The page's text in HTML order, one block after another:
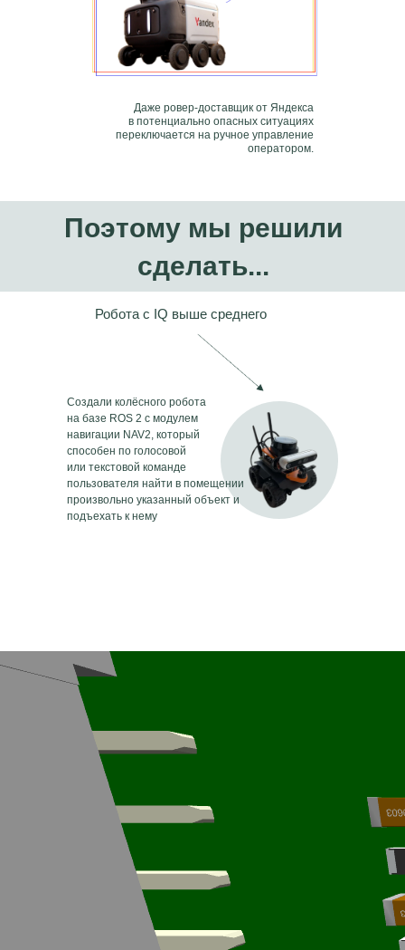
Даже ровер-доставщик от Яндекса
в потенциально опасных ситуациях
переключается на ручное управление
оператором.
Поэтому мы решили
сделать...
Робота с IQ выше среднего
Создали колёсного робота
на базе ROS 2 с модулем
навигации NAV2, который
способен по голосовой
или текстовой команде
пользователя найти в помещении
произвольно указанный объект и
подъехать к нему